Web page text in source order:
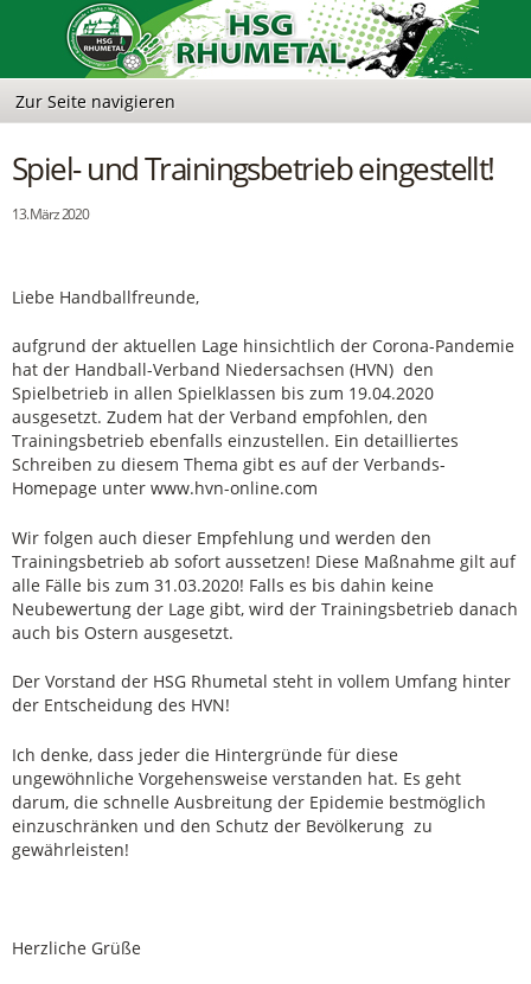
Spiel- und Trainingsbetrieb eingestellt!
13. März 2020
Liebe Handballfreunde,
aufgrund der aktuellen Lage hinsichtlich der Corona-Pandemie
hat der Handball-Verband Niedersachsen (HVN) den
Spielbetrieb in allen Spielklassen bis zum 19.04.2020
ausgesetzt. Zudem hat der Verband empfohlen, den
Trainingsbetrieb ebenfalls einzustellen. Ein detailliertes
Schreiben zu diesem Thema gibt es auf der Verbands-
Homepage unter www.hvn-online.com
Wir folgen auch dieser Empfehlung und werden den
Trainingsbetrieb ab sofort aussetzen! Diese Maßnahme gilt auf
alle Fälle bis zum 31.03.2020! Falls es bis dahin keine
Neubewertung der Lage gibt, wird der Trainingsbetrieb danach
auch bis Ostern ausgesetzt.
Der Vorstand der HSG Rhumetal steht in vollem Umfang hinter
der Entscheidung des HVN!
Ich denke, dass jeder die Hintergründe für diese
ungewöhnliche Vorgehensweise verstanden hat. Es geht
darum, die schnelle Ausbreitung der Epidemie bestmöglich
einzuschränken und den Schutz der Bevölkerung zu
gewährleisten!
Herzliche Grüße